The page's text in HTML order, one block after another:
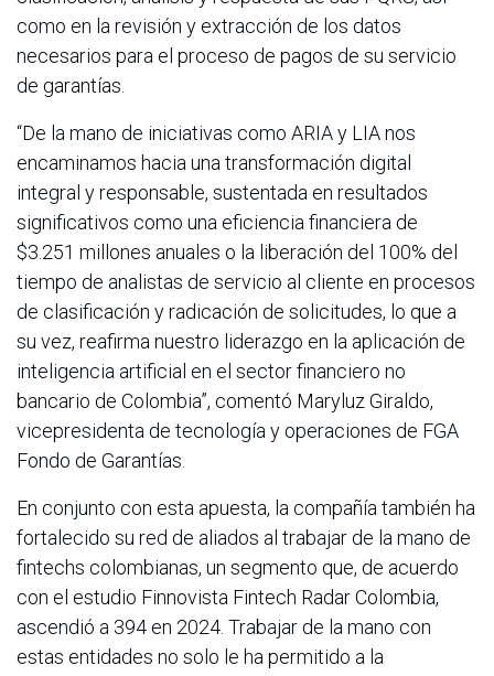
como en la revisión y extracción de los datos
necesarios para el proceso de pagos de su servicio
de garantías.
“De la mano de iniciativas como ARIA y LIA nos
encaminamos hacia una transformación digital
integral y responsable, sustentada en resultados
significativos como una eficiencia financiera de
$3.251 millones anuales o la liberación del 100% del
tiempo de analistas de servicio al cliente en procesos
de clasificación y radicación de solicitudes, lo que a
su vez, reafirma nuestro liderazgo en la aplicación de
inteligencia artificial en el sector financiero no
bancario de Colombia”, comentó Maryluz Giraldo,
vicepresidenta de tecnología y operaciones de FGA
Fondo de Garantías.
En conjunto con esta apuesta, la compañía también ha
fortalecido su red de aliados al trabajar de la mano de
fintechs colombianas, un segmento que, de acuerdo
con el estudio Finnovista Fintech Radar Colombia,
ascendió a 394 en 2024. Trabajar de la mano con
estas entidades no solo le ha permitido a la